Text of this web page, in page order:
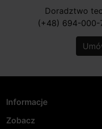
Doradztwo
(+48) 694-000-
Informacje
Zobacz